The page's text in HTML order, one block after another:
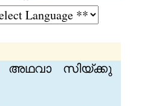
സിയ്ക്കു